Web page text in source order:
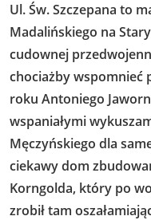
Ul. Św. Szczepana to
Madalińskiego na
cudownej
chociażby wspomnieć
roku Antoniego
wspaniałymi
Męczyńskiego dla
ciekawy dom
Korngolda, który po
zrobił tam